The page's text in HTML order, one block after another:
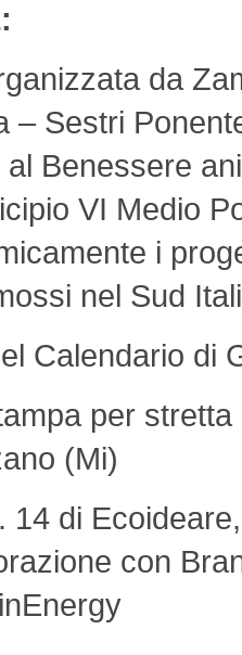
da
– Sestri
Benessere
VI Medio
i
nel Sud
Calendario di
per stretta
(Mi)
di
con